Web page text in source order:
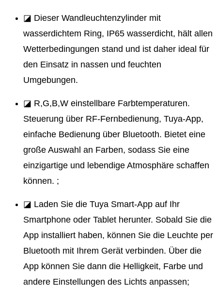
◪ Dieser Wandleuchtenzylinder mit
wasserdichtem Ring, IP65 wasserdicht, hält allen
Wetterbedingungen stand und ist daher ideal für
den Einsatz in nassen und feuchten
Umgebungen.
◪ R,G,B,W einstellbare Farbtemperaturen.
Steuerung über RF-Fernbedienung, Tuya-App,
einfache Bedienung über Bluetooth. Bietet eine
große Auswahl an Farben, sodass Sie eine
einzigartige und lebendige Atmosphäre schaffen
können. ;
◪ Laden Sie die Tuya Smart-App auf Ihr
Smartphone oder Tablet herunter. Sobald Sie die
App installiert haben, können Sie die Leuchte per
Bluetooth mit Ihrem Gerät verbinden. Über die
App können Sie dann die Helligkeit, Farbe und
andere Einstellungen des Lichts anpassen;